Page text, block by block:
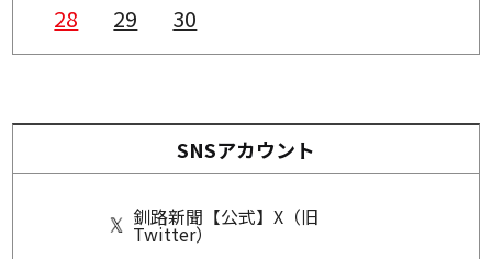
28
29 30
SNSアカウント
釧路新聞【公式】X（旧
Twitter）